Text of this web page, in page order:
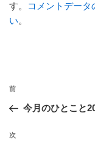
す。
コメントデータ
い。
投
ナ
ビ
前
の
稿
前
今月のひとこと
次
次